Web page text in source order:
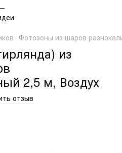
Фотозоны из шаров
из
2,5 м, Воздух
отзыв